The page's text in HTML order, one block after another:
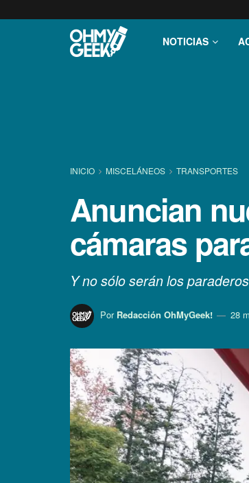
NOTICIAS
INICIO MISCELÁNEOS TRANSPORTES
Anuncian
cámaras
Y no sólo serán los
Por Redacción OhMyGeek! 28